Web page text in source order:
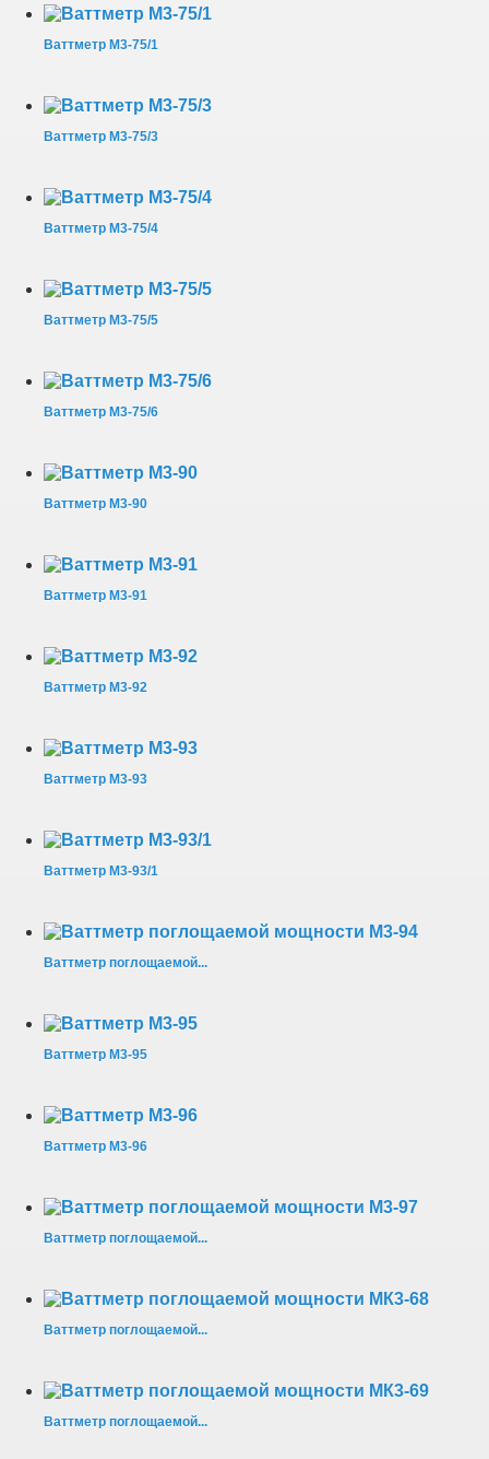
Ваттметр М3-75/1
Ваттметр М3-75/3
Ваттметр М3-75/4
Ваттметр М3-75/5
Ваттметр М3-75/6
Ваттметр М3-90
Ваттметр М3-91
Ваттметр М3-92
Ваттметр М3-93
Ваттметр М3-93/1
Ваттметр поглощаемой...
Ваттметр М3-95
Ваттметр М3-96
Ваттметр поглощаемой...
Ваттметр поглощаемой...
Ваттметр поглощаемой...